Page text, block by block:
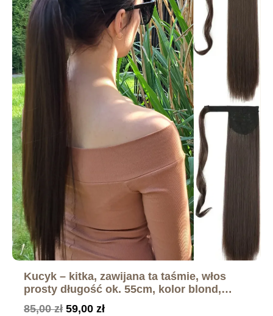
Kucyk – kitka, zawijana ta taśmie, włos
prosty długość ok. 55cm, kolor blond,
brąz, czarny, rudy
85,00zł 59,00zł